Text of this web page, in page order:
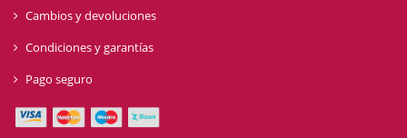
Cambios y devoluciones
Condiciones y garantías
Pago seguro